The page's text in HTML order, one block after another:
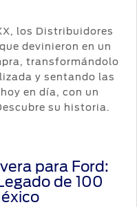
los Distribuidores
devinieron en un
transformándolo
y sentando las
en día, con un
su historia.
para Ford:
de 100